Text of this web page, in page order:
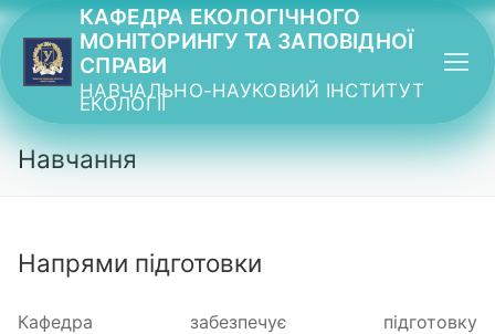
Перейти
до
вмісту
КАФЕДРА ЕКОЛОГІЧНОГО
МОНІТОРИНГУ ТА ЗАПОВІДНОЇ
СПРАВИ
НАВЧАЛЬНО-НАУКОВИЙ ІНСТИТУТ
ЕКОЛОГІЇ
Навчання
Напрями підготовки
Кафедра забезпечує підготовку